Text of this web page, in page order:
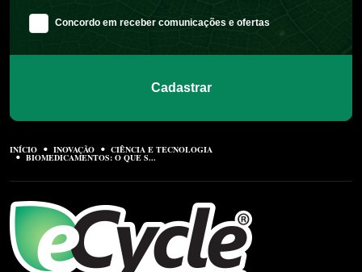
Concordo em receber comunicações e ofertas
Cadastrar
INÍCIO INOVAÇÃO CIÊNCIA E TECNOLOGIA
BIOMEDICAMENTOS: O QUE S...